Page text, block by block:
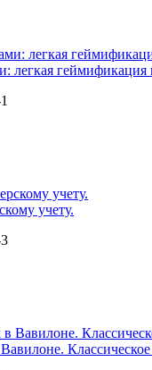
легкая геймификация
учету.